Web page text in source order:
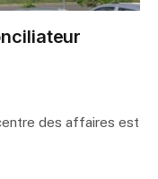
des affaires est